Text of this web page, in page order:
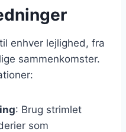
enhver lejlighed, fra
sammenkomster.
: Brug strimlet
som